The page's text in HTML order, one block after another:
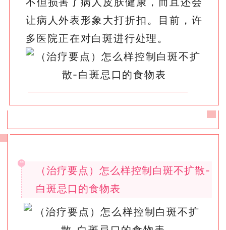
让病人外表形象大打折扣。目前，许
多医院正在对白斑进行处理。
（治疗要点）怎么样控制白斑不扩散-
白斑忌口的食物表